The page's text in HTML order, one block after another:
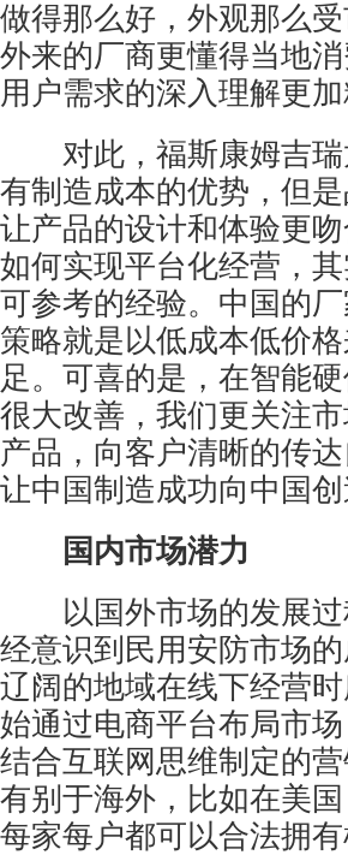
做得那么好，外观那么
外来的厂商更懂得当地
用户需求的深入理解更加
对此，福斯康姆吉瑞
有制造成本的优势，但
让产品的设计和体验更
如何实现平台化经营，
可参考的经验。中国的
策略就是以低成本低价
足。可喜的是，在智能
很大改善，我们更关注
产品，向客户清晰的传
让中国制造成功向中国创
国内市场潜力
以国外市场的发展过
经意识到民用安防市场
辽阔的地域在线下经营
始通过电商平台布局市
结合互联网思维制定的
有别于海外，比如在美
每家每户都可以合法拥